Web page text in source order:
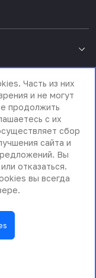
системы»
Часть из них
и не могут
продолжить
с их
сбор
сайта и
Вы
отказаться.
вы всегда